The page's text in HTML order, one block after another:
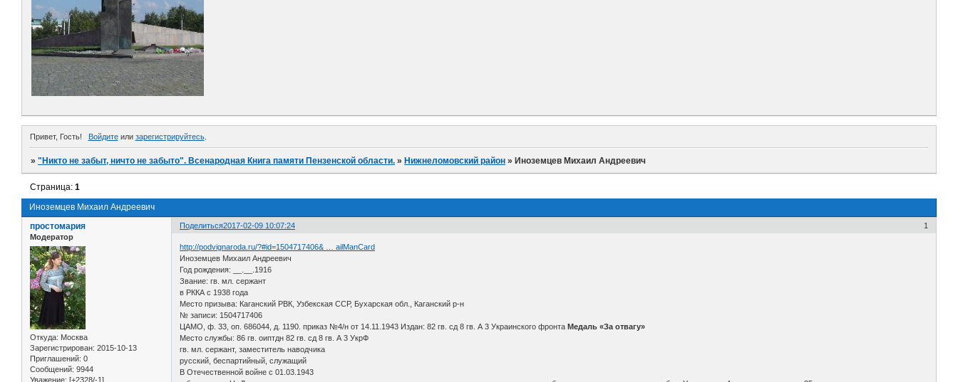
Привет, Гость! Войдитеили зарегистрируйтесь.
»"Никто не забыт, ничто не забыто". Всенародная Книга памяти Пензенской области. » Нижнеломовский район » Иноземцев Михаил Андреевич
Иноземцев Михаил Андреевич
Страница:1
Поделиться 1
2017-02-09 10:07:24
простомария
Модератор
Откуда: Москва
Зарегистрирован: 2015-10-13
Приглашений: 0
Сообщений: 9944
Уважение: [+2328/-1]
http://podvignaroda.ru/?#id=1504717406& … ailManCard
Иноземцев Михаил Андреевич
Год рождения: __.__.1916
Звание: гв. мл. сержант
в РККА с 1938 года
Место призыва: Каганский РВК, Узбекская ССР, Бухарская обл., Каганский р-н
№ записи: 1504717406
ЦАМО, ф. 33, оп. 686044, д. 1190. приказ №4/н от 14.11.1943 Издан: 82 гв. сд 8 гв. А 3 Украинского фронтаМедаль «За отвагу»
Место службы: 86 гв. оиптдн 82 гв. сд 8 гв. А 3 УкрФ
гв. мл. сержант, заместитель наводчика
русский, беспартийный, служащий
В Отечественной войне с 01.03.1943